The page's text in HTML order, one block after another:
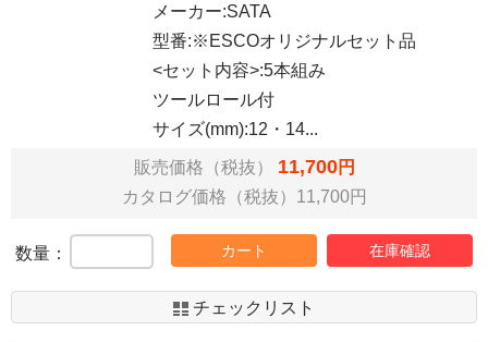
メーカー:SATA
型番:※ESCOオリジナルセット品
<セット内容>:5本組み
ツールロール付
サイズ(mm):12・14...
販売価格（税抜） 11,700円
カタログ価格（税抜）11,700円
数量： カート 在庫確認
チェックリスト